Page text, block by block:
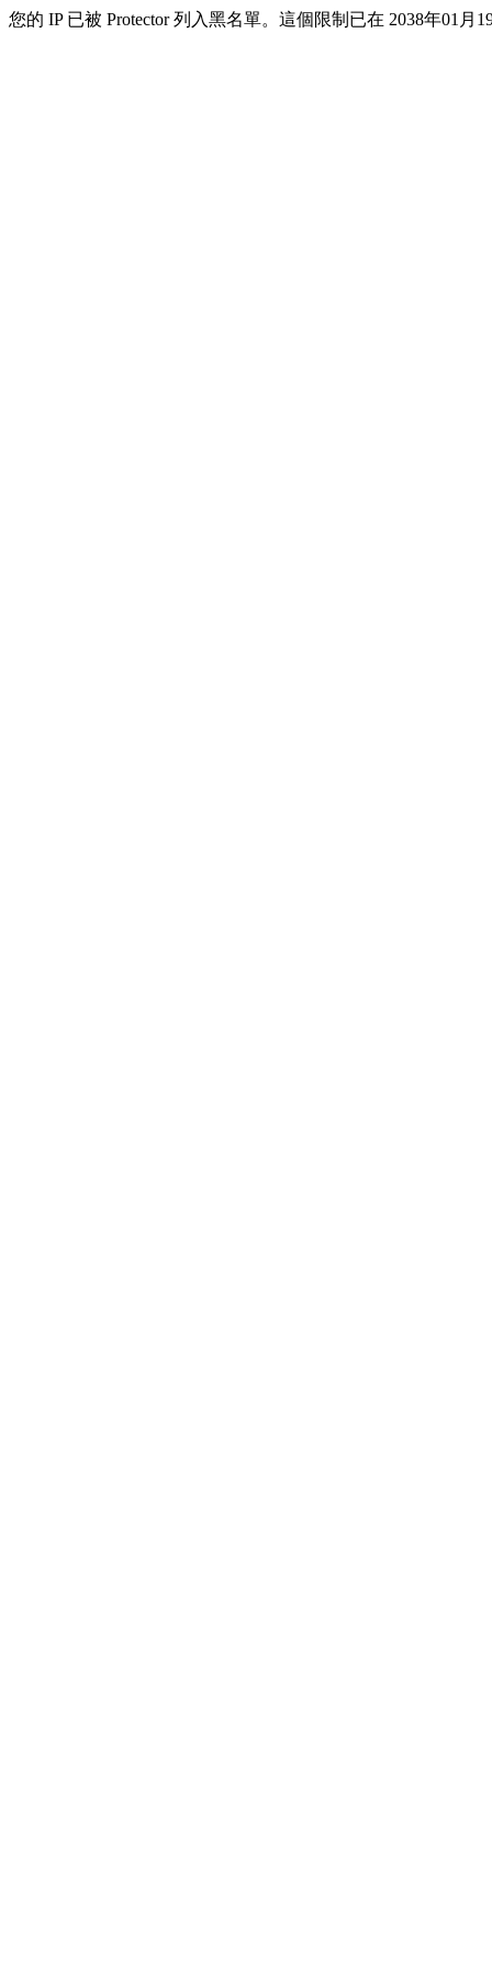
您的 IP 已被 Protector 列入黑名單。這個限制已在 2038年01月